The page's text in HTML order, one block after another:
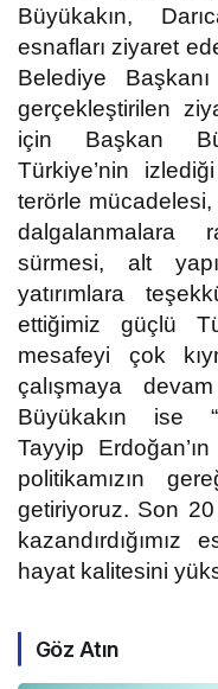
Büyükakın,
esnafları ziyaret
Belediye
gerçekleştirilen
için Başkan
Türkiye’nin
terörle
dalgalanmalara
sürmesi, alt
yatırımlara
ettiğimiz güçlü
mesafeyi çok
çalışmaya
Büyükakın ise
Tayyip
politikamızın
getiriyoruz. Son
kazandırdığımız
hayat kalitesini
Göz Atın